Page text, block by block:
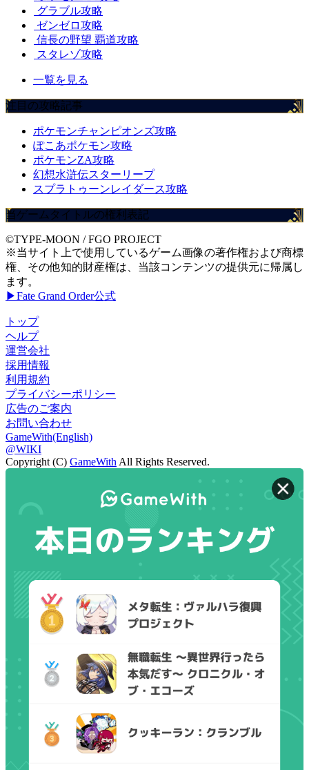
グラブル攻略
ゼンゼロ攻略
信長の野望 覇道攻略
スタレゾ攻略
一覧を見る
注目の攻略記事
ポケモンチャンピオンズ攻略
ぽこあポケモン攻略
ポケモンZA攻略
幻想水滸伝スターリープ
スプラトゥーンレイダース攻略
当ゲームタイトルの権利表記
©TYPE-MOON / FGO PROJECT
※当サイト上で使用しているゲーム画像の著作権および商標
権、その他知的財産権は、当該コンテンツの提供元に帰属し
ます。
▶Fate Grand Order公式
トップ
ヘルプ
運営会社
採用情報
利用規約
プライバシーポリシー
広告のご案内
お問い合わせ
GameWith(English)
@WIKI
Copyright (C) GameWith All Rights Reserved.